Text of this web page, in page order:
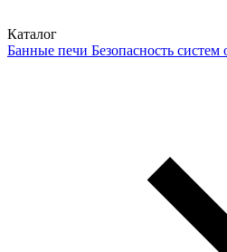
Каталог
Банные печи Безопасность систем